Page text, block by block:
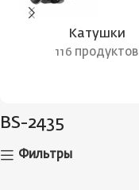
Катушки
116 продуктов
BS-2435
Фильтры